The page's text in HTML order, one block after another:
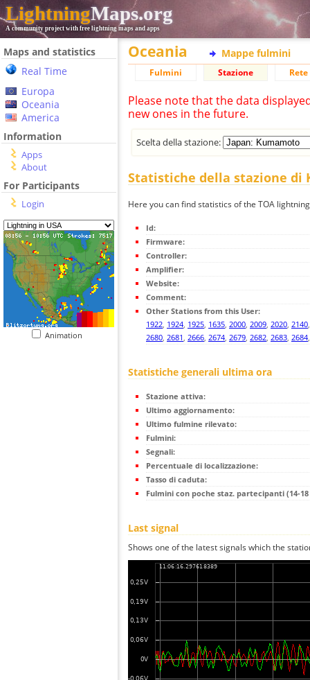
LightningMaps.org
A community project with free lightning maps and apps
Maps and statistics
Real Time
Europa
Oceania
America
Information
Apps
About
For Participants
Login
Animation
Oceania Mappe fulmini
Fulmini Stazione
Please note that the data
new ones in the future.
Scelta della stazione:
Statistiche della stazione di
Here you can find statistics of the TOA
Id:
Firmware:
Controller:
Amplifier:
Website:
Comment:
Other Stations from this User:
1922, 1924, 1925, 1635, 2000, 2009, 2020, 2140
2680, 2681, 2666, 2674, 2679, 2682, 2683, 2684
Statistiche generali ultima ora
Stazione attiva:
Ultimo aggiornamento:
Ultimo fulmine rilevato:
Fulmini:
Segnali:
Percentuale di localizzazione:
Tasso di caduta:
Fulmini con poche staz. partecipanti (14-
Last signal
Shows one of the latest signals which the